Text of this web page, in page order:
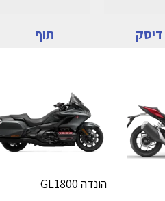
דיסק תוף
הונדה GL1800